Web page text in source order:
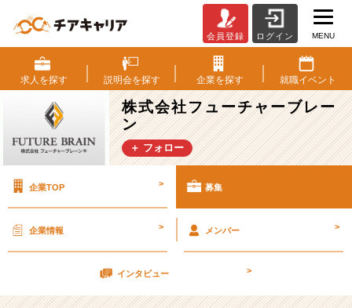
式
会
社
フ
ュ
ー
チ
ブ
ン
の
会員登録 ログイン MENU
求人を探す 説明会を探す 企業を探す 就職イベント
株式会社フューチャーブレー
ン
＋ フォロー
企業TOP > 募集
企業情報 > メンバー >
インタビュー >